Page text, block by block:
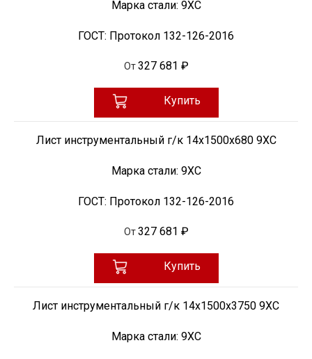
Марка стали: 9ХС
ГОСТ: Протокол 132-126-2016
От 327 681 ₽
Купить
Лист инструментальный г/к 14x1500х680 9ХС
Марка стали: 9ХС
ГОСТ: Протокол 132-126-2016
От 327 681 ₽
Купить
Лист инструментальный г/к 14x1500х3750 9ХС
Марка стали: 9ХС